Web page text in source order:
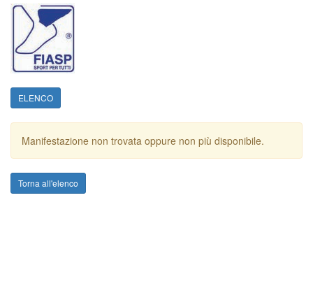
ELENCO
Manifestazione non trovata oppure non più disponibile.
Torna all'elenco